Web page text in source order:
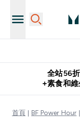
全站56
+素食和
首頁 BF Power Hour